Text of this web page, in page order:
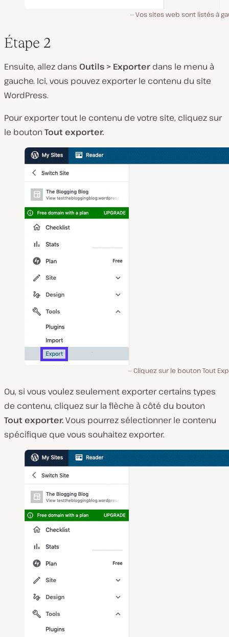
Vos sites web sont listés à
Étape 2
Ensuite, allez dans Outils > Exporter dans le menu à
gauche. Ici, vous pouvez exporter le contenu du site
WordPress.
Pour exporter tout le contenu de votre site, cliquez sur
le boutonTout exporter.
Cliquez sur le bouton Tout
Ou, si vous voulez seulement exporter certains types
de contenu, cliquez sur la flèche à côté du bouton
Tout exporter.Vous pourrez sélectionner le contenu
spécifique que vous souhaitez exporter.